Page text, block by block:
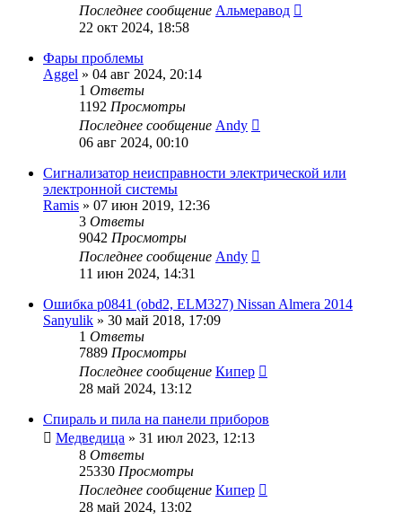
Последнее сообщение Альмеравод
22 окт 2024, 18:58
Фары проблемы
Aggel » 04 авг 2024, 20:14
1 Ответы
1192 Просмотры
Последнее сообщение Andy
06 авг 2024, 00:10
Сигнализатор неисправности электрической или
электронной системы
Ramis » 07 июн 2019, 12:36
3 Ответы
9042 Просмотры
Последнее сообщение Andy
11 июн 2024, 14:31
Ошибка p0841 (obd2, ELM327) Nissan Almera 2014
Sanyulik » 30 май 2018, 17:09
1 Ответы
7889 Просмотры
Последнее сообщение Кипер
28 май 2024, 13:12
Спираль и пила на панели приборов
Медведица » 31 июл 2023, 12:13
8 Ответы
25330 Просмотры
Последнее сообщение Кипер
28 май 2024, 13:02